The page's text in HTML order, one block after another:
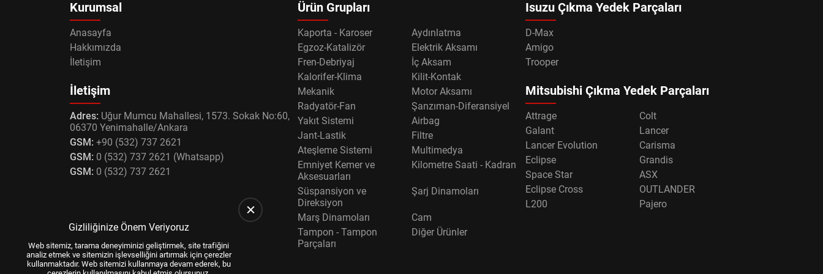
Kurumsal
Anasayfa
Hakkımızda
İletişim
İletişim
Adres: Uğur Mumcu Mahallesi, 1573. Sokak No:60,
06370 Yenimahalle/Ankara
GSM: +90 (532) 737 2621
GSM: 0 (532) 737 2621 (Whatsapp)
GSM: 0 (532) 737 2621
Ürün Grupları
Kaporta - Karoser
Aydınlatma
Egzoz-Katalizör
Elektrik Aksamı
Fren-Debriyaj
İç Aksam
Kalorifer-Klima
Kilit-Kontak
Mekanik
Motor Aksamı
Radyatör-Fan
Şanzıman-Diferansiyel
Yakıt Sistemi
Airbag
Jant-Lastik
Filtre
Ateşleme Sistemi
Multimedya
Emniyet Kemer ve
Aksesuarları
Kilometre Saati - Kadran
Süspansiyon ve
Direksiyon
Şarj Dinamoları
Marş Dinamoları
Cam
Tampon - Tampon
Parçaları
Diğer Ürünler
Isuzu Çıkma Yedek Parçaları
D-Max
Amigo
Trooper
Mitsubishi Çıkma Yedek Parçaları
Attrage
Colt
Galant
Lancer
Lancer Evolution
Carisma
Eclipse
Grandis
Space Star
ASX
Eclipse Cross
OUTLANDER
L200
Pajero
Gizliliğinize Önem Veriyoruz
Web sitemiz, tarama deneyiminizi geliştirmek, site trafiğini
analiz etmek ve sitemizin işlevselliğini artırmak için çerezler
kullanmaktadır. Web sitemizi kullanmaya devam ederek, bu